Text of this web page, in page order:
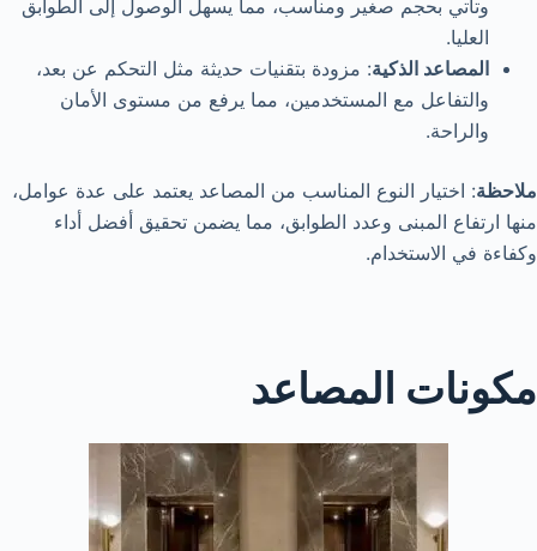
وتأتي بحجم صغير ومناسب، مما يسهل الوصول إلى الطوابق
العليا.
المصاعد الذكية: مزودة بتقنيات حديثة مثل التحكم عن بعد،
والتفاعل مع المستخدمين، مما يرفع من مستوى الأمان
والراحة.
ملاحظة: اختيار النوع المناسب من المصاعد يعتمد على عدة عوامل،
منها ارتفاع المبنى وعدد الطوابق، مما يضمن تحقيق أفضل أداء
وكفاءة في الاستخدام.
مكونات المصاعد